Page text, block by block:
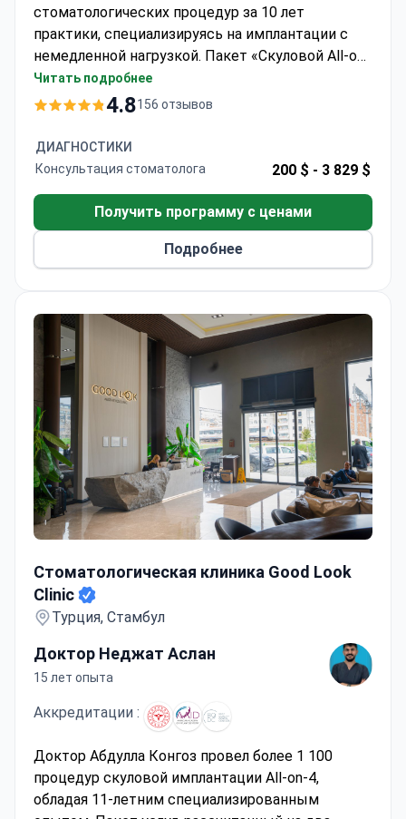
стоматологических процедур за 10 лет
практики, специализируясь на имплантации с
немедленной нагрузкой. Пакет «Скуловой All-on-
4» может стоить около 13 890 € — обычно он
включает 8 имплантатов, 24 циркониевые
и трансфер. Клиника WestDent является
официальным провайдером Straumann с
сертифицирована в области цифровых
хирургических решений и прошла обучение в
Эгейском университете.
Читать подробнее
4.8156 отзывов
ДИАГНОСТИКИ
Консультация стоматолога
200 $ - 3 829 $
Получить программу с ценами
Подробнее
Стоматологическая клиника Good Look
Clinic
Турция, Стамбул
Доктор Неджат Аслан
15 лет опыта
Аккредитации :
Доктор Абдулла Конгоз провел более 1 100
процедур скуловой имплантации All-on-4,
обладая 11-летним специализированным